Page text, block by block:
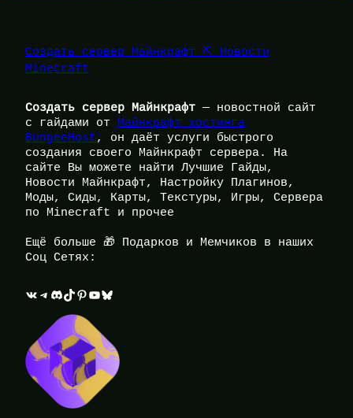
Создать сервер Майнкрафт ⛏️ Новости
Minecraft
Создать сервер Майнкрафт — новостной сайт
с гайдами от Майнкрафт хостинга
BungeeHost, он даёт услуги быстрого
создания своего Майнкрафт сервера. На
сайте Вы можете найти Лучшие Гайды,
Новости Майнкрафт, Настройку Плагинов,
Моды, Сиды, Карты, Текстуры, Игры, Сервера
по Minecraft и прочее
Ещё больше 🎁 Подарков и Мемчиков в наших
Соц Сетях:
ВКонтакте Telegram Discord TikTok Pinterest YouTube Bluesky